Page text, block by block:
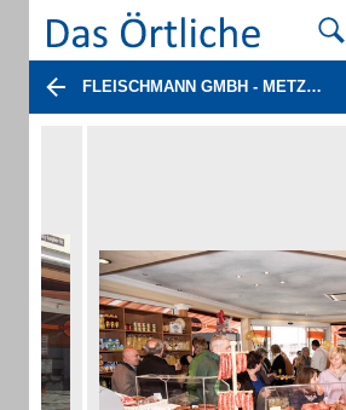
FLEISCHMANN GMBH - METZGEREI